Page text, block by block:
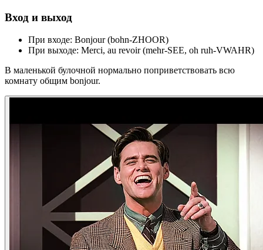
Вход и выход
При входе: Bonjour (bohn-ZHOOR)
При выходе: Merci, au revoir (mehr-SEE, oh ruh-VWAHR)
В маленькой булочной нормально поприветствовать всю
комнату общим bonjour.